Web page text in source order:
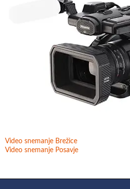
Video snemanje Brežice
Video snemanje Posavje